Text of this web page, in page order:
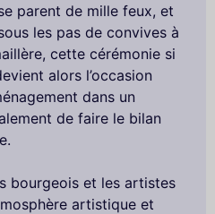
parent de mille feux, et
les pas de convives à
cette cérémonie si
alors l’occasion
dans un
de faire le bilan
bourgeois et les artistes
artistique et